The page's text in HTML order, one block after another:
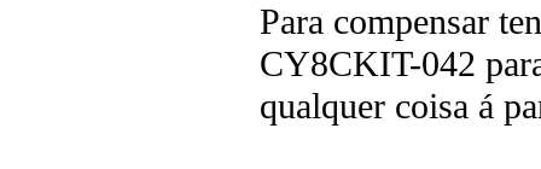
Para compensar
CY8CKIT-042
qualquer coisa á